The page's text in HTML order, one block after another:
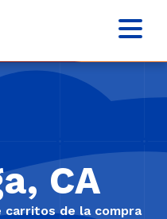
CA
carritos de la compra